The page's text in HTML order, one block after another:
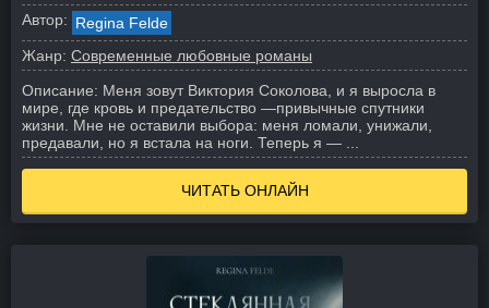
Автор: Regina Felde
Жанр: Современные любовные романы
Описание: Меня зовут Виктория Соколова, и я выросла в
мире, где кровь и предательство —привычные спутники
жизни. Мне не оставили выбора: меня ломали, унижали,
предавали, но я встала на ноги. Теперь я — ...
ЧИТАТЬ ОНЛАЙН